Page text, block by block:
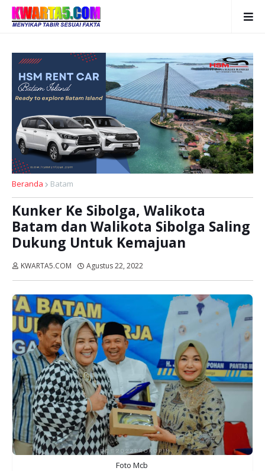
Beranda Batam
Kunker Ke Sibolga, Walikota
Batam dan Walikota Sibolga Saling
Dukung Untuk Kemajuan
KWARTA5.COM Agustus 22, 2022
Foto Mcb